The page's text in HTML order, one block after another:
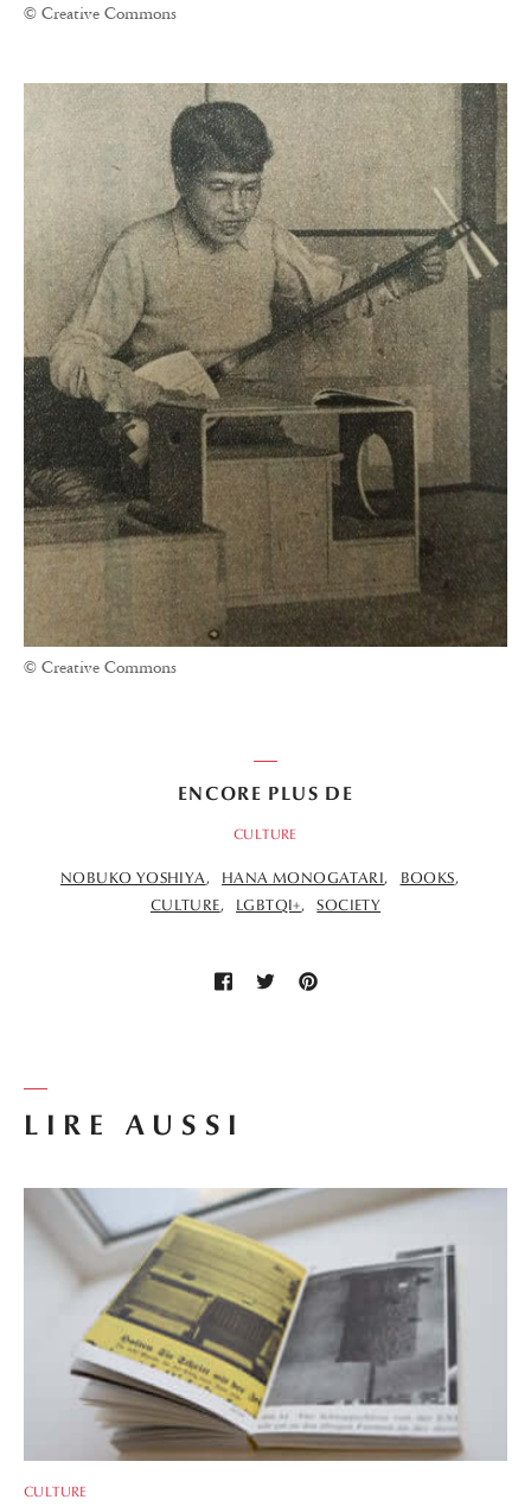
© Creative Commons
© Creative Commons
LIRE AUSSI
CULTURE
ENCORE PLUS DE
CULTURE
NOBUKO YOSHIYA HANA MONOGATARI
BOOKS
CULTURE
LGBTQI+ SOCIETY